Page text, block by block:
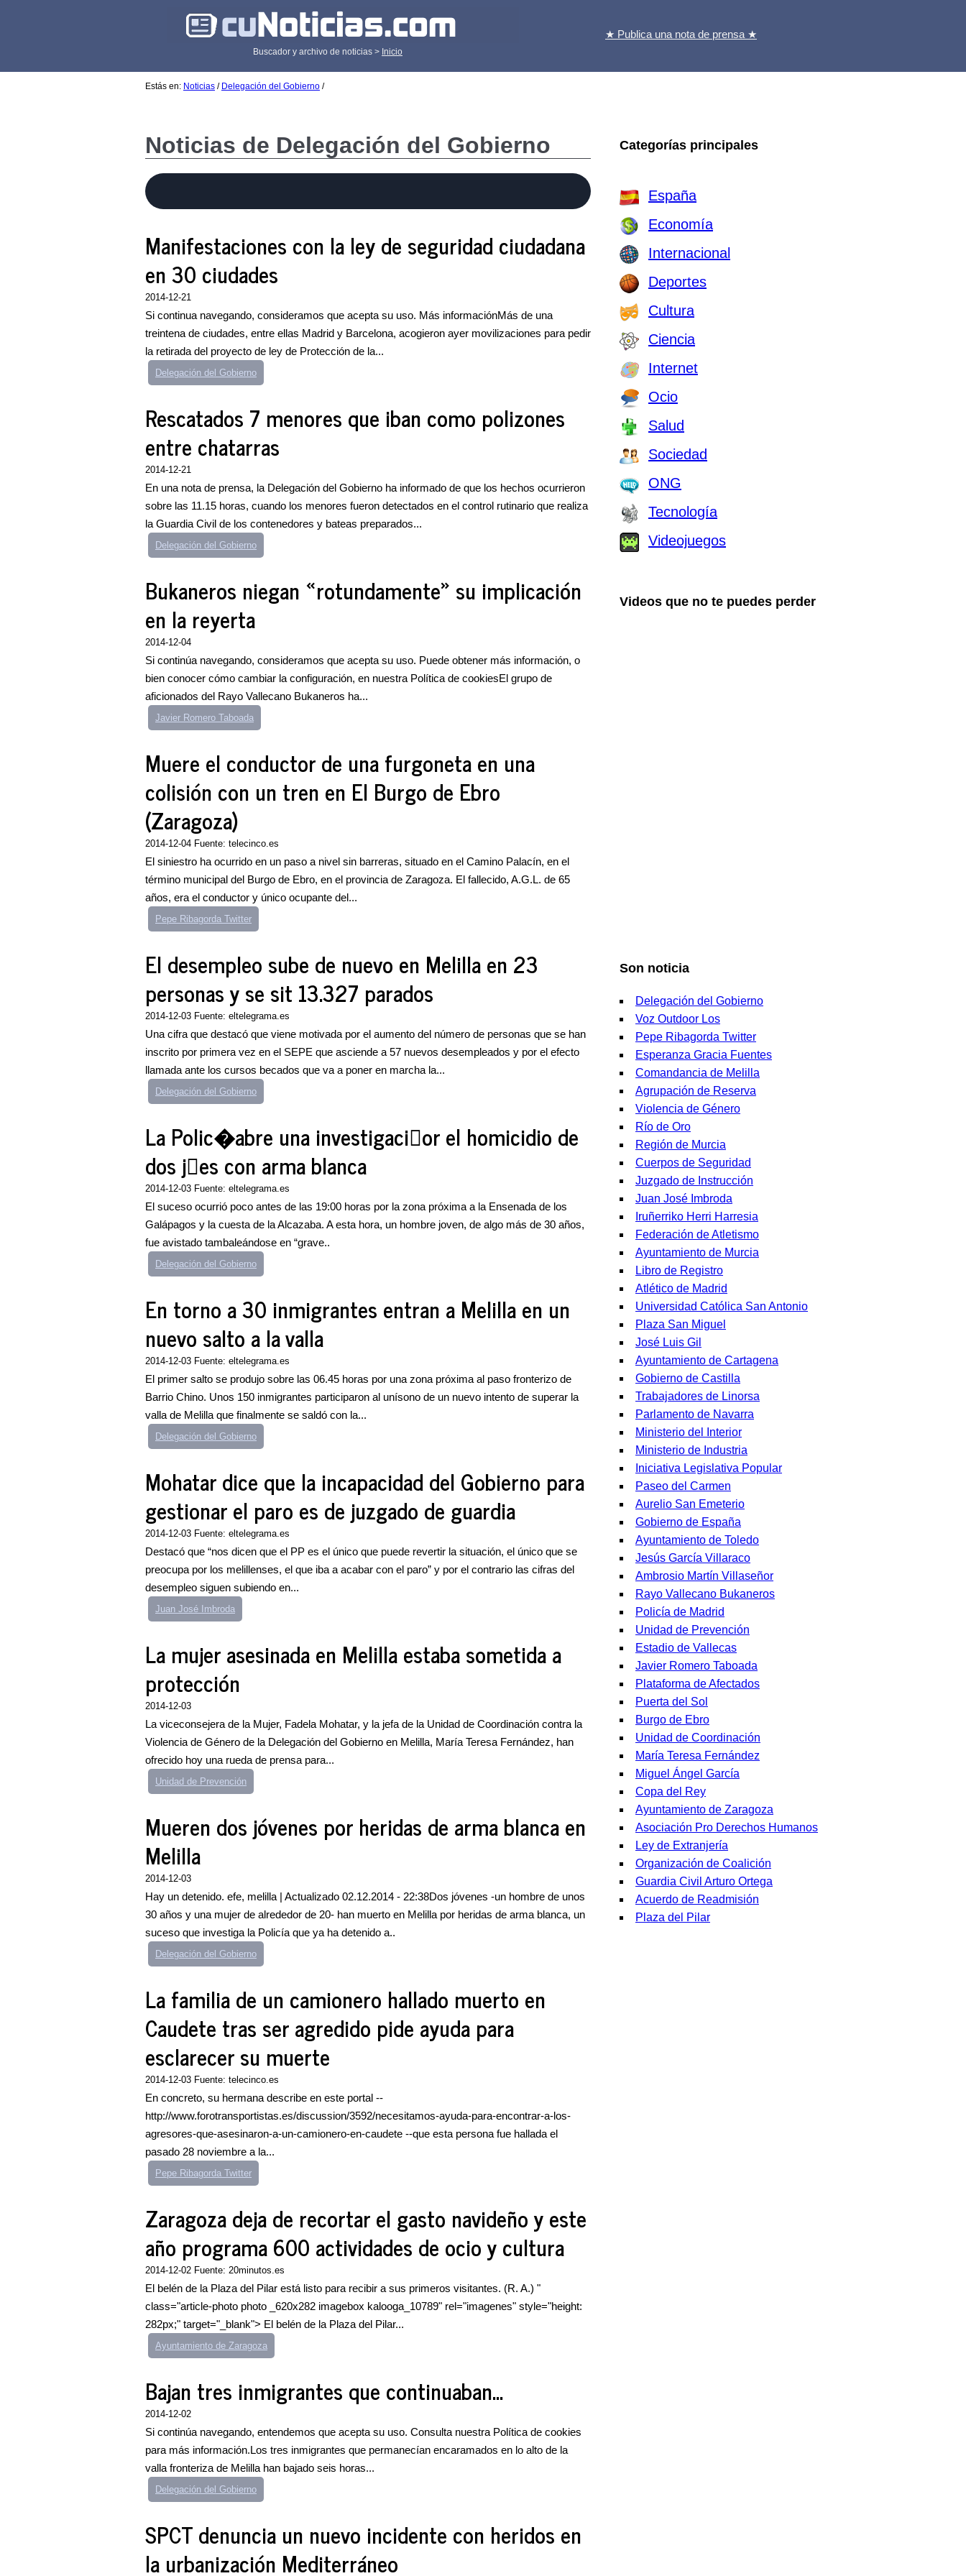
Buscador y archivo de noticias > Inicio
★ Publica una nota de prensa ★
Estás en: Noticias / Delegación del Gobierno /
Noticias de Delegación del Gobierno
Manifestaciones con la ley de seguridad ciudadana
en 30 ciudades
2014-12-21
Si continua navegando, consideramos que acepta su uso. Más informaciónMás de una
treintena de ciudades, entre ellas Madrid y Barcelona, acogieron ayer movilizaciones para pedir
la retirada del proyecto de ley de Protección de la...
Delegación del Gobierno
Rescatados 7 menores que iban como polizones
entre chatarras
2014-12-21
En una nota de prensa, la Delegación del Gobierno ha informado de que los hechos ocurrieron
sobre las 11.15 horas, cuando los menores fueron detectados en el control rutinario que realiza
la Guardia Civil de los contenedores y bateas preparados...
Delegación del Gobierno
Bukaneros niegan «rotundamente» su implicación
en la reyerta
2014-12-04
Si continúa navegando, consideramos que acepta su uso. Puede obtener más información, o
bien conocer cómo cambiar la configuración, en nuestra Política de cookiesEl grupo de
aficionados del Rayo Vallecano Bukaneros ha...
Javier Romero Taboada
Muere el conductor de una furgoneta en una
colisión con un tren en El Burgo de Ebro
(Zaragoza)
2014-12-04 Fuente: telecinco.es
El siniestro ha ocurrido en un paso a nivel sin barreras, situado en el Camino Palacín, en el
término municipal del Burgo de Ebro, en el provincia de Zaragoza. El fallecido, A.G.L. de 65
años, era el conductor y único ocupante del...
Pepe Ribagorda Twitter
El desempleo sube de nuevo en Melilla en 23
personas y se sit 13.327 parados
2014-12-03 Fuente: eltelegrama.es
Una cifra que destacó que viene motivada por el aumento del número de personas que se han
inscrito por primera vez en el SEPE que asciende a 57 nuevos desempleados y por el efecto
llamada ante los cursos becados que va a poner en marcha la...
Delegación del Gobierno
La Polic�abre una investigaci󮠰or el homicidio de
dos j󶥮es con arma blanca
2014-12-03 Fuente: eltelegrama.es
El suceso ocurrió poco antes de las 19:00 horas por la zona próxima a la Ensenada de los
Galápagos y la cuesta de la Alcazaba. A esta hora, un hombre joven, de algo más de 30 años,
fue avistado tambaleándose en “grave..
Delegación del Gobierno
En torno a 30 inmigrantes entran a Melilla en un
nuevo salto a la valla
2014-12-03 Fuente: eltelegrama.es
El primer salto se produjo sobre las 06.45 horas por una zona próxima al paso fronterizo de
Barrio Chino. Unos 150 inmigrantes participaron al unísono de un nuevo intento de superar la
valla de Melilla que finalmente se saldó con la...
Delegación del Gobierno
Mohatar dice que la incapacidad del Gobierno para
gestionar el paro es de juzgado de guardia
2014-12-03 Fuente: eltelegrama.es
Destacó que “nos dicen que el PP es el único que puede revertir la situación, el único que se
preocupa por los melillenses, el que iba a acabar con el paro” y por el contrario las cifras del
desempleo siguen subiendo en...
Juan José Imbroda
La mujer asesinada en Melilla estaba sometida a
protección
2014-12-03
La viceconsejera de la Mujer, Fadela Mohatar, y la jefa de la Unidad de Coordinación contra la
Violencia de Género de la Delegación del Gobierno en Melilla, María Teresa Fernández, han
ofrecido hoy una rueda de prensa para...
Unidad de Prevención
Mueren dos jóvenes por heridas de arma blanca en
Melilla
2014-12-03
Hay un detenido. efe, melilla | Actualizado 02.12.2014 - 22:38Dos jóvenes -un hombre de unos
30 años y una mujer de alrededor de 20- han muerto en Melilla por heridas de arma blanca, un
suceso que investiga la Policía que ya ha detenido a..
Delegación del Gobierno
La familia de un camionero hallado muerto en
Caudete tras ser agredido pide ayuda para
esclarecer su muerte
2014-12-03 Fuente: telecinco.es
En concreto, su hermana describe en este portal --
http://www.forotransportistas.es/discussion/3592/necesitamos-ayuda-para-encontrar-a-los-
agresores-que-asesinaron-a-un-camionero-en-caudete --que esta persona fue hallada el
pasado 28 noviembre a la...
Pepe Ribagorda Twitter
Zaragoza deja de recortar el gasto navideño y este
año programa 600 actividades de ocio y cultura
2014-12-02 Fuente: 20minutos.es
El belén de la Plaza del Pilar está listo para recibir a sus primeros visitantes. (R. A.) "
class="article-photo photo _620x282 imagebox kalooga_10789" rel="imagenes" style="height:
282px;" target="_blank"> El belén de la Plaza del Pilar...
Ayuntamiento de Zaragoza
Bajan tres inmigrantes que continuaban...
2014-12-02
Si continúa navegando, entendemos que acepta su uso. Consulta nuestra Política de cookies
para más información.Los tres inmigrantes que permanecían encaramados en lo alto de la
valla fronteriza de Melilla han bajado seis horas...
Delegación del Gobierno
SPCT denuncia un nuevo incidente con heridos en
la urbanización Mediterráneo
Categorías principales
España
Economía
Internacional
Deportes
Cultura
Ciencia
Internet
Ocio
Salud
Sociedad
ONG
Tecnología
Videojuegos
Videos que no te puedes perder
Son noticia
Delegación del Gobierno
Voz Outdoor Los
Pepe Ribagorda Twitter
Esperanza Gracia Fuentes
Comandancia de Melilla
Agrupación de Reserva
Violencia de Género
Río de Oro
Región de Murcia
Cuerpos de Seguridad
Juzgado de Instrucción
Juan José Imbroda
Iruñerriko Herri Harresia
Federación de Atletismo
Ayuntamiento de Murcia
Libro de Registro
Atlético de Madrid
Universidad Católica San Antonio
Plaza San Miguel
José Luis Gil
Ayuntamiento de Cartagena
Gobierno de Castilla
Trabajadores de Linorsa
Parlamento de Navarra
Ministerio del Interior
Ministerio de Industria
Iniciativa Legislativa Popular
Paseo del Carmen
Aurelio San Emeterio
Gobierno de España
Ayuntamiento de Toledo
Jesús García Villaraco
Ambrosio Martín Villaseñor
Rayo Vallecano Bukaneros
Policía de Madrid
Unidad de Prevención
Estadio de Vallecas
Javier Romero Taboada
Plataforma de Afectados
Puerta del Sol
Burgo de Ebro
Unidad de Coordinación
María Teresa Fernández
Miguel Ángel García
Copa del Rey
Ayuntamiento de Zaragoza
Asociación Pro Derechos Humanos
Ley de Extranjería
Organización de Coalición
Guardia Civil Arturo Ortega
Acuerdo de Readmisión
Plaza del Pilar